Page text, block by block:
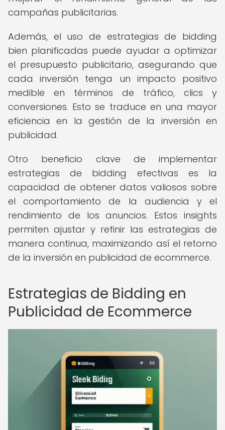
campañas publicitarias.
Además, el uso de estrategias de bidding
bien planificadas puede ayudar a optimizar
el presupuesto publicitario, asegurando que
cada inversión tenga un impacto positivo
medible en términos de tráfico, clics y
conversiones. Esto se traduce en una mayor
eficiencia en la gestión de la inversión en
publicidad.
Otro beneficio clave de implementar
estrategias de bidding efectivas es la
capacidad de obtener datos valiosos sobre
el comportamiento de la audiencia y el
rendimiento de los anuncios. Estos insights
permiten ajustar y refinir las estrategias de
manera continua, maximizando así el retorno
de la inversión en publicidad de ecommerce.
Estrategias de Bidding en
Publicidad de Ecommerce